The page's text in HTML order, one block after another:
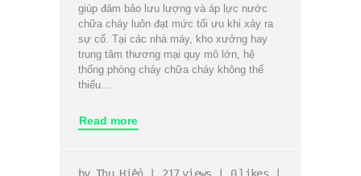
giúp đảm bảo lưu lượng và áp lực nước
chữa cháy luôn đạt mức tối ưu khi xảy ra
sự cố. Tại các nhà máy, kho xưởng hay
trung tâm thương mại quy mô lớn, hệ
thống phòng cháy chữa cháy không thể
thiếu…
Read more
byThu Hiền 217 views 0 likes